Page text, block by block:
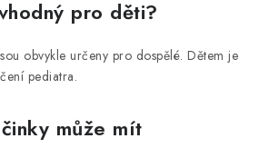
pro děti?
obvykle určeny pro dospělé. Dětem je
pediatra.
může mít